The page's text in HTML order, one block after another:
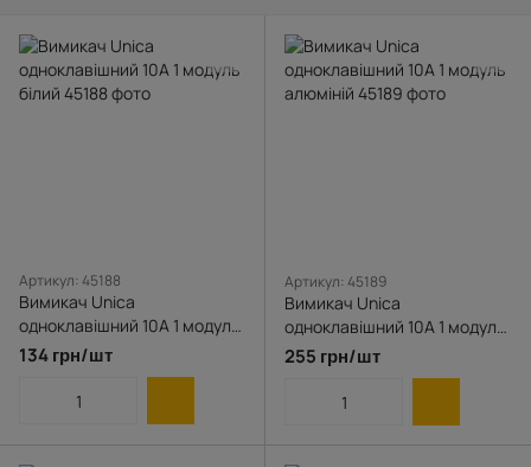
Артикул: 45188
Вимикач Unica
одноклавішний 10А 1 модуль
білий
134 грн/шт
Артикул: 45189
Вимикач Unica
одноклавішний 10А 1 модуль
алюміній
255 грн/шт